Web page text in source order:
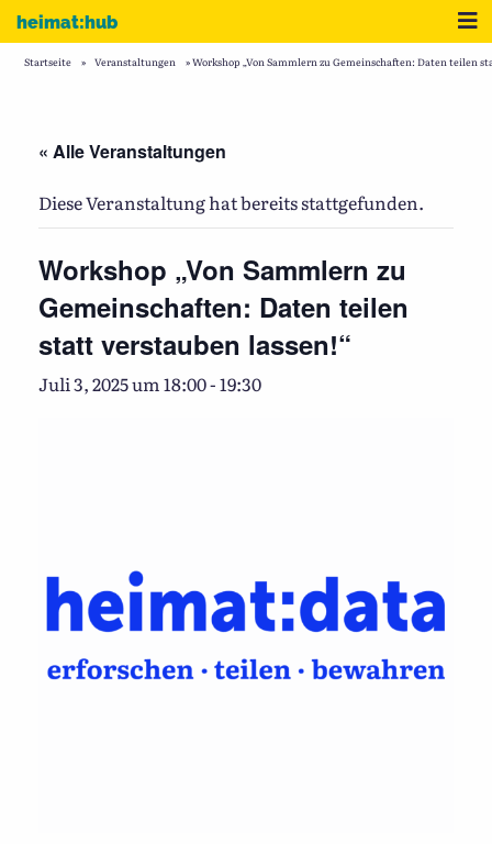
Zum Inhalt
heimat:hub
Startseite » Veranstaltungen »Workshop „Von Sammlern zu Gemeinschaften: Daten teilen
« Alle Veranstaltungen
Diese Veranstaltung hat bereits stattgefunden.
Workshop „Von Sammlern zu
Gemeinschaften: Daten teilen
statt verstauben lassen!“
Juli 3, 2025 um 18:00-19:30